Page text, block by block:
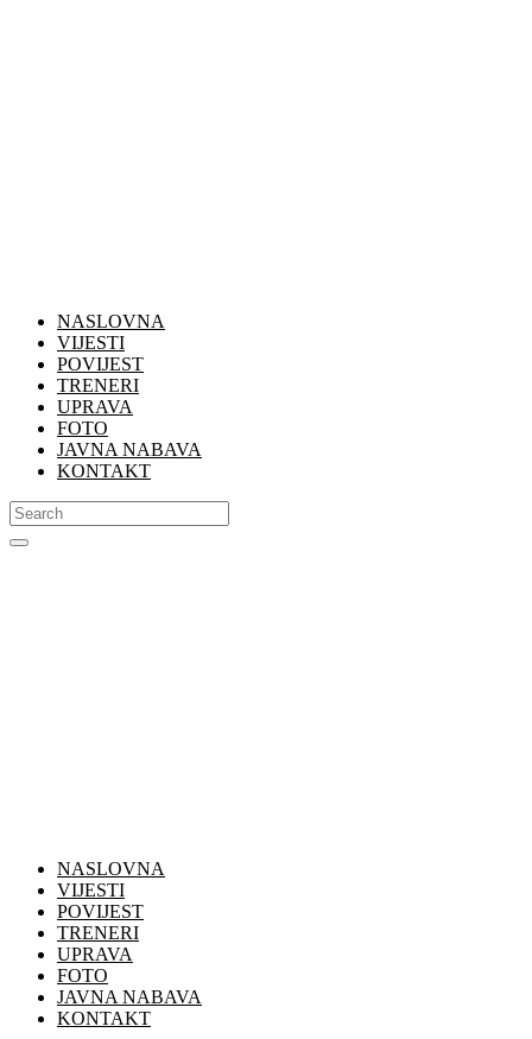
NASLOVNA
VIJESTI
POVIJEST
TRENERI
UPRAVA
FOTO
JAVNA NABAVA
KONTAKT
NASLOVNA
VIJESTI
POVIJEST
TRENERI
UPRAVA
FOTO
JAVNA NABAVA
KONTAKT